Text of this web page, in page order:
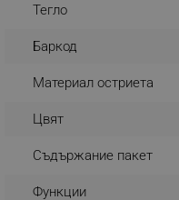
Тегло
Баркод
Материал остриета
Цвят
Съдържание пакет
Функции